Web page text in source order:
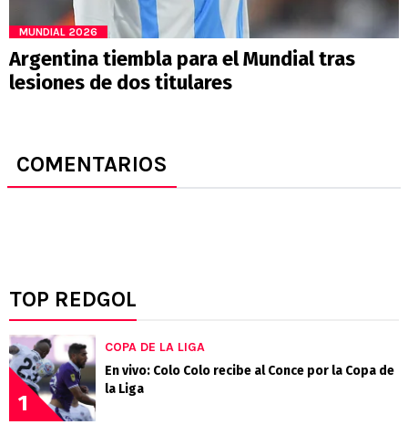
MUNDIAL 2026
Argentina tiembla para el Mundial tras
lesiones de dos titulares
COMENTARIOS
TOP REDGOL
1
COPA DE LA LIGA
En vivo: Colo Colo recibe al Conce por la Copa de
la Liga